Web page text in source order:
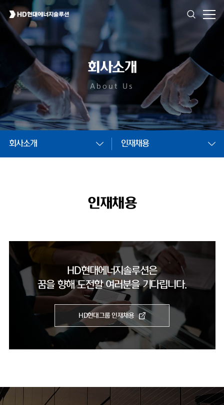
회사소개
About Us
회사소개 인재채용
인재채용
HD현대에너지솔루션은
꿈을 향해 도전할 여러분을 기다립니다.
HD현대그룹 인재채용